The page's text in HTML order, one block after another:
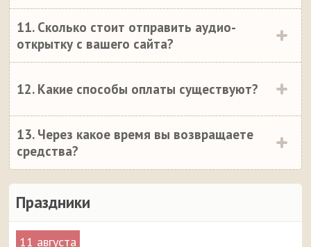
Праздники
11 августа
11. Сколько стоит отправить аудио-
открытку с вашего сайта?
12. Какие способы оплаты существуют?
13. Через какое время вы возвращаете
средства?